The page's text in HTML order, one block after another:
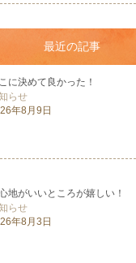
最近の記事
に決めて良かった！
らせ
年8月9日
地がいいところが嬉しい！
らせ
年8月3日